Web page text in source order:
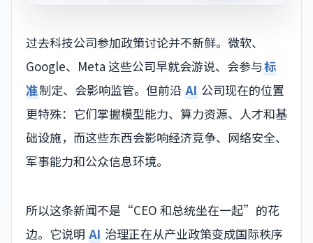
过去科技公司参加政策讨论并不新鲜。微软、
Google、Meta 这些公司早就会游说、会参与标
准制定、会影响监管。但前沿 AI 公司现在的位置
更特殊：它们掌握模型能力、算力资源、人才和基
础设施，而这些东西会影响经济竞争、网络安全、
军事能力和公众信息环境。
所以这条新闻不是“CEO 和总统坐在一起”的花
边。它说明 AI 治理正在从产业政策变成国际秩序